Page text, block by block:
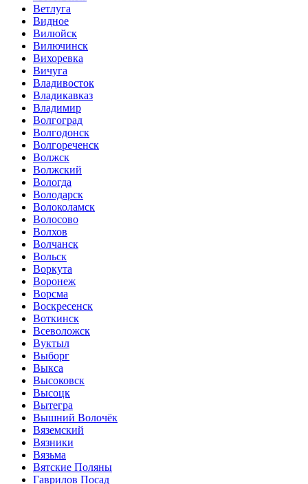
Ветлуга
Видное
Вилюйск
Вилючинск
Вихоревка
Вичуга
Владивосток
Владикавказ
Владимир
Волгоград
Волгодонск
Волгореченск
Волжск
Волжский
Вологда
Володарск
Волоколамск
Волосово
Волхов
Волчанск
Вольск
Воркута
Воронеж
Ворсма
Воскресенск
Воткинск
Всеволожск
Вуктыл
Выборг
Выкса
Высоковск
Высоцк
Вытегра
Вышний Волочёк
Вяземский
Вязники
Вязьма
Вятские Поляны
Гаврилов Посад